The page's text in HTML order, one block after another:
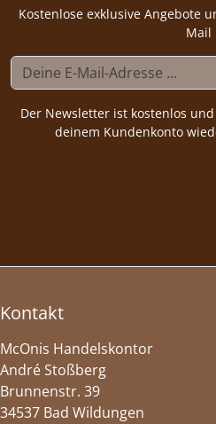
Kostenlose exklusive Angebote
Mail
Der Newsletter ist kostenlos
deinem Kundenkonto
Kontakt
McOnis Handelskontor
André Stoßberg
Brunnenstr. 39
34537 Bad Wildungen